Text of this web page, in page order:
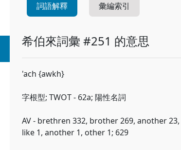
詞語解釋 彙編索引
希伯來詞彙 #251 的意思
'ach {awkh}
字根型; TWOT - 62a; 陽性名詞
AV - brethren 332, brother 269, another
like 1, another 1, other 1; 629